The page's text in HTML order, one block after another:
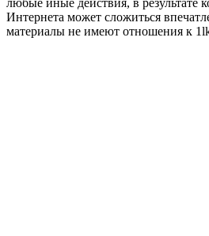
Интернета может сложиться
материалы не имеют отношения к